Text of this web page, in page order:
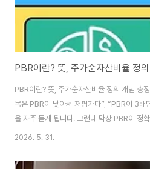
PBR이란? 뜻, 주가순자산비율 정의
PBR이란? 뜻, 주가순자산비율 정의 개념 총
목은 PBR이 낮아서 저평가다”, “PBR이 3배
을 자주 듣게 됩니다. 그런데 막상 PBR이 정
기업은 PBR이 낮아도 오르지 않고 어떤 기업
기업의 순자산(장부가치) 대비 현재 주가 수
2026. 5. 31.